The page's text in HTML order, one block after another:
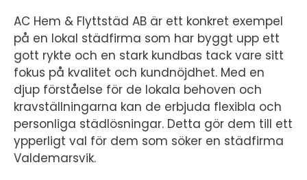
AC Hem & Flyttstäd AB är ett konkret exempel
på en lokal städfirma som har byggt upp ett
gott rykte och en stark kundbas tack vare sitt
fokus på kvalitet och kundnöjdhet. Med en
djup förståelse för de lokala behoven och
kravställningarna kan de erbjuda flexibla och
personliga städlösningar. Detta gör dem till ett
ypperligt val för dem som söker en städfirma
Valdemarsvik.